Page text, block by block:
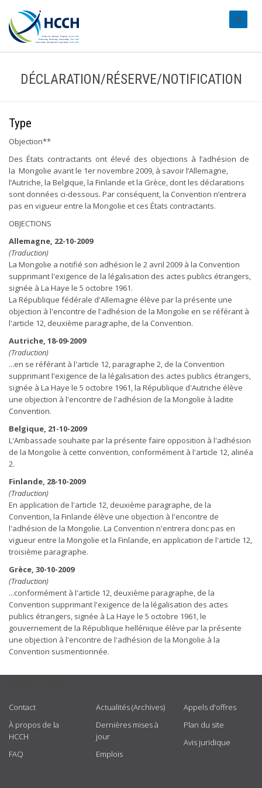
DÉCLARATION/RÉSERVE/NOTIFICATION
Type
Objection**
Des États contractants ont élevé des objections à l’adhésion de
la Mongolie avant le 1er novembre 2009, à savoir l’Allemagne,
l’Autriche, la Belgique, la Finlande et la Grèce, dont les déclarations
sont données ci-dessous. Par conséquent, la Convention n’entrera
pas en vigueur entre la Mongolie et ces États contractants.
OBJECTIONS
Allemagne, 22-10-2009
(Traduction)
La Mongolie a notifié son adhésion le 2 avril 2009 à la Convention
supprimant l'exigence de la légalisation des actes publics étrangers,
signée à La Haye le 5 octobre 1961.
La République fédérale d'Allemagne élève par la présente une
objection à l'encontre de l'adhésion de la Mongolie en se référant à
l'article 12, deuxième paragraphe, de la Convention.
Autriche, 18-09-2009
(Traduction)
...en se référant à l'article 12, paragraphe 2, de la Convention
supprimant l'exigence de la légalisation des actes publics étrangers,
signée à La Haye le 5 octobre 1961, la République d'Autriche élève
une objection à l'encontre de l'adhésion de la Mongolie à ladite
Convention.
Belgique, 21-10-2009
L'Ambassade souhaite par la présente faire opposition à l'adhésion
de la Mongolie à cette convention, conformément à l'article 12, alinéa
2.
Finlande, 28-10-2009
(Traduction)
En application de l'article 12, deuxième paragraphe, de la
Convention, la Finlande élève une objection à l'encontre de
l'adhésion de la Mongolie. La Convention n'entrera donc pas en
vigueur entre la Mongolie et la Finlande, en application de l'article 12,
troisième paragraphe.
Grèce, 30-10-2009
(Traduction)
...conformément à l'article 12, deuxième paragraphe, de la
Convention supprimant l'exigence de la légalisation des actes
publics étrangers, signée à La Haye le 5 octobre 1961, le
gouvernement de la République hellénique élève par la présente
une objection à l'encontre de l'adhésion de la Mongolie à la
Convention susmentionnée.
Contact
À propos de la
HCCH
FAQ
Actualités (Archives)
Dernières mises à
jour
Emplois
Appels d'offres
Plan du site
Avis juridique